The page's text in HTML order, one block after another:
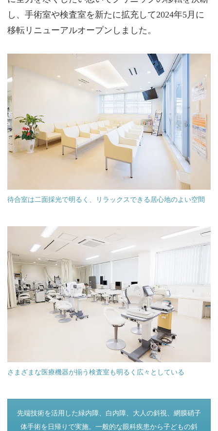
し、手術室や検査室を新たに拡充して2024年5月に
移転リニューアルオープンしました。
待合室は二面採光で明るく、リラックスできる居心地のよい空間
さまざまな医療機器が揃う検査室も明るく広々としている
つぎのページ
先端技術を活用した緑内障、白内障、大人の斜視、網膜硝子
体手術を日帰りで実施。一般的な眼科疾患から子どもの斜